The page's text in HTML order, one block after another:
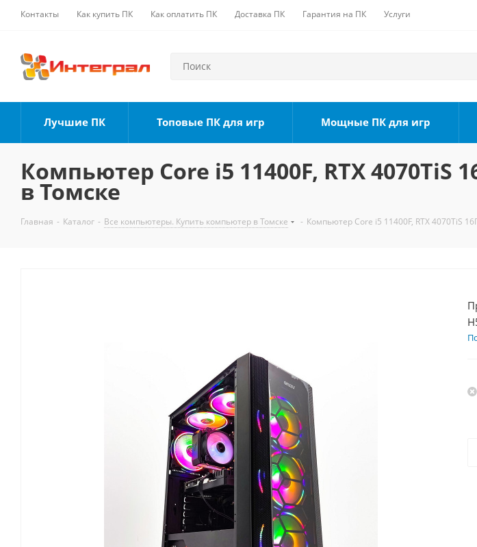
Контакты Как купить ПК Как оплатить ПК Доставка ПК Гарантия на ПК Услуги
Лучшие ПК Топовые ПК для игр Мощные ПК для игр
Компьютер Core i5 11400F, RTX 4070TiS
в Томске
Главная - Каталог - Все компьютеры. Купить компьютер в Томске - Компьютер Core i5 11400F, RTX 4070TiS